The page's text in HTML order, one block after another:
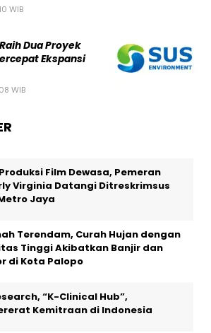
WIB
Raih Dua Proyek
Ekspansi
WIB
Film Dewasa, Pemeran
Virginia Datangi Ditreskrimsus
Jaya
Terendam, Curah Hujan dengan
Tinggi Akibatkan Banjir dan
di Kota Palopo
“K-Clinical Hub”,
Kemitraan di Indonesia